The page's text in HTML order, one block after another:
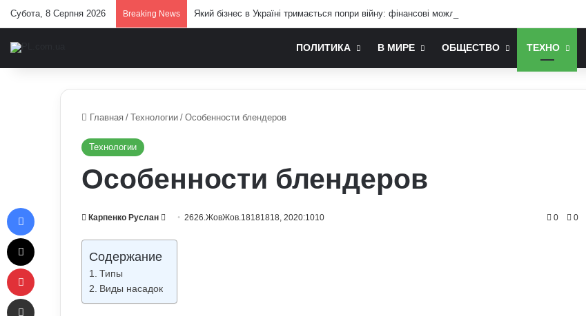
Субота, 8 Серпня 2026 Breaking News Який бізнес в Україні тримається попри війну: фінансові можливості для охочих
ПОЛИТИКА В МИРЕ ОБЩЕСТВО ТЕХНО
Главная / Технологии / Особенности блендеров
Технологии
Особенности блендеров
Карпенко Руслан
Send2626.ЖовЖов.18181818, 2020:1010 0 0
Содержание
Типы
Виды насадок